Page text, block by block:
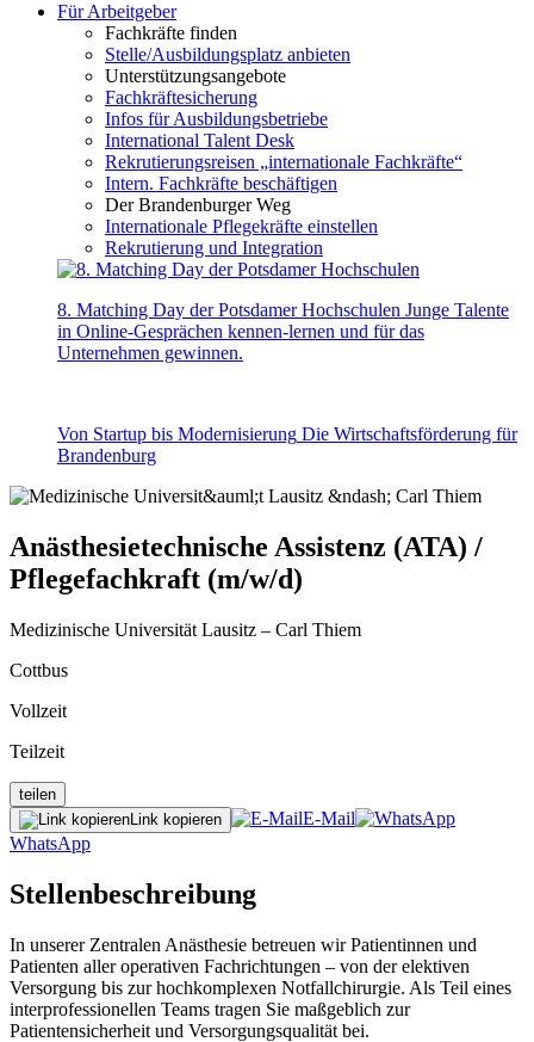
Für Arbeitgeber
Fachkräfte finden
Stelle/Ausbildungsplatz anbieten
Unterstützungsangebote
Fachkräftesicherung
Infos für Ausbildungsbetriebe
International Talent Desk
Rekrutierungsreisen „internationale Fachkräfte“
Intern. Fachkräfte beschäftigen
Der Brandenburger Weg
Internationale Pflegekräfte einstellen
Rekrutierung und Integration
8. Matching Day der Potsdamer Hochschulen Junge Talente
in Online-Gesprächen kennen-lernen und für das
Unternehmen gewinnen.
Von Startup bis Modernisierung Die Wirtschaftsförderung für
Brandenburg
Anästhesietechnische Assistenz (ATA) /
Pflegefachkraft (m/w/d)
Medizinische Universität Lausitz – Carl Thiem
Cottbus
Vollzeit
Teilzeit
teilen
Link kopieren
E-Mail
WhatsApp
Stellenbeschreibung
In unserer Zentralen Anästhesie betreuen wir Patientinnen und
Patienten aller operativen Fachrichtungen – von der elektiven
Versorgung bis zur hochkomplexen Notfallchirurgie. Als Teil eines
interprofessionellen Teams tragen Sie maßgeblich zur
Patientensicherheit und Versorgungsqualität bei.